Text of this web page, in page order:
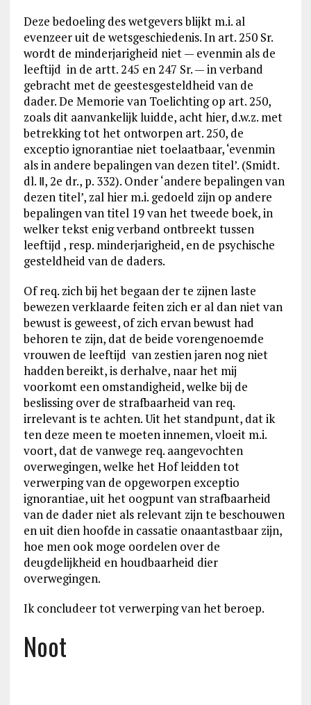
Deze bedoeling des wetgevers blijkt m.i. al
evenzeer uit de wetsgeschiedenis. In art. 250 Sr.
wordt de minderjarigheid niet — evenmin als de
leeftijd in de artt. 245 en 247 Sr. — in verband
gebracht met de geestesgesteldheid van de
dader. De Memorie van Toelichting op art. 250,
zoals dit aanvankelijk luidde, acht hier, d.w.z. met
betrekking tot het ontworpen art. 250, de
exceptio ignorantiae niet toelaatbaar, ‘evenmin
als in andere bepalingen van dezen titel’. (Smidt.
dl. Ⅱ, 2e dr., p. 332). Onder ‘andere bepalingen van
dezen titel’, zal hier m.i. gedoeld zijn op andere
bepalingen van titel 19 van het tweede boek, in
welker tekst enig verband ontbreekt tussen
leeftijd , resp. minderjarigheid, en de psychische
gesteldheid van de daders.
Of req. zich bij het begaan der te zijnen laste
bewezen verklaarde feiten zich er al dan niet van
bewust is geweest, of zich ervan bewust had
behoren te zijn, dat de beide vorengenoemde
vrouwen de leeftijd van zestien jaren nog niet
hadden bereikt, is derhalve, naar het mij
voorkomt een omstandigheid, welke bij de
beslissing over de strafbaarheid van req.
irrelevant is te achten. Uit het standpunt, dat ik
ten deze meen te moeten innemen, vloeit m.i.
voort, dat de vanwege req. aangevochten
overwegingen, welke het Hof leidden tot
verwerping van de opgeworpen exceptio
ignorantiae, uit het oogpunt van strafbaarheid
van de dader niet als relevant zijn te beschouwen
en uit dien hoofde in cassatie onaantastbaar zijn,
hoe men ook moge oordelen over de
deugdelijkheid en houdbaarheid dier
overwegingen.
Ik concludeer tot verwerping van het beroep.
Noot